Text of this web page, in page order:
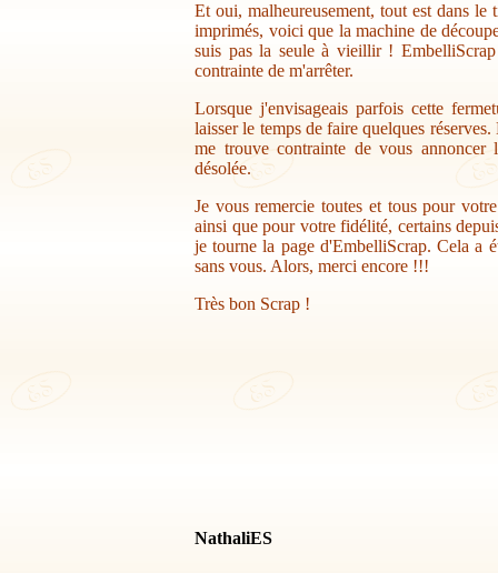
Et oui, malheureusement, tout est dans
imprimés, voici que la machine de
suis pas la seule à vieillir !
contrainte de m'arrêter.
Lorsque j'envisageais parfois cette
laisser le temps de faire quelques
me trouve contrainte de vous annoncer
désolée.
Je vous remercie toutes et tous pour
ainsi que pour votre fidélité, certains
je tourne la page d'EmbelliScrap. Cela a
sans vous. Alors, merci encore !!!
Très bon Scrap !
NathaliES